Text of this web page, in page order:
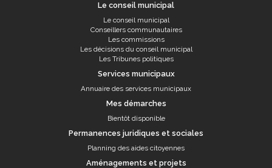
Le conseil municipal
Le conseil municipal
Conseillers communautaires
Les commissions
Les décisions du conseil municipal
Les Tribunes politiques
Services municipaux
Annuaire des services municipaux
Mes démarches
Bientôt disponible
Permanences juridiques et sociales
Planning des aides citoyennes
Aménagements et projets